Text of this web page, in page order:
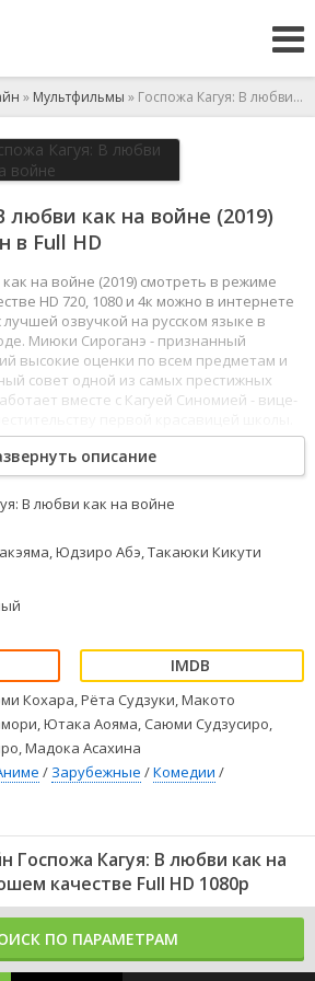
» Мультфильмы » Госпожа Кагуя: В любви как на войне
любви как на войне (2019)
в Full HD
на войне (2019) смотреть в режиме
HD 720, 1080 и 4к можно в интернете
озвучкой на русском языке в
Миюки Сироганэ - признанный
высокие оценки по всем предметам и
совет одной из самых престижных
вместе с Кагуей Синомией - вице-
в отношениях, но окружающие считают
бок о бок длительное время,
друг к другу чувства, однако никто
считая это слабостью. И теперь
даже самые безумные поступки,
описание
В любви как на войне
Юдзиро Абэ, Такаюки Кикути
Кохара, Рёта Судзуки, Макото
Ютака Аояма, Саюми Судзусиро,
Мадока Асахина
/ Зарубежные /Комедии /
Госпожа Кагуя: В любви как на
качестве Full HD 1080p
ПО ПАРАМЕТРАМ